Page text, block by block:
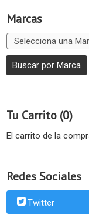
Marcas
Tu Carrito (0)
El carrito de la
Redes Sociales
Twitter